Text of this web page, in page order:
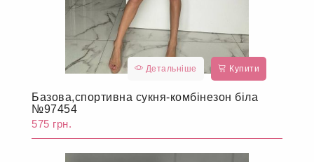
Детальніше Купити
Базова,спортивна сукня-комбінезон біла
№97454
575 грн.